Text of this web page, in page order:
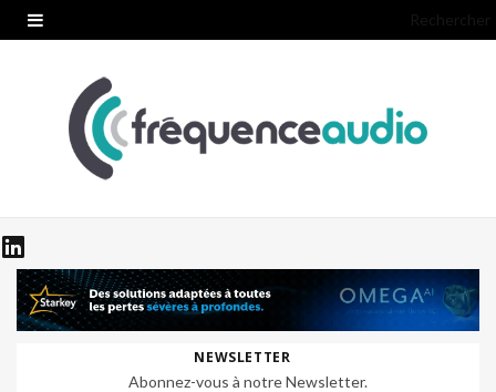
NEWSLETTER
Abonnez-vous à notre Newsletter.